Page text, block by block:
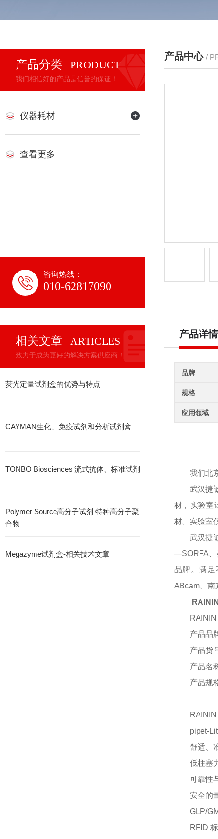
产品分类 PRODUCT
我们相信好的产品是信誉的保证！
仪器耗材
查看更多
咨询热线：
010-62817090
相关文章 ARTICLES
致力于成为更好的解决方案供应商！
荧光定量试剂盒的优势与特点
CAYMAN生化、免疫试剂和分析试剂盒
TONBO Biosciences 流式抗体、标准试剂
Polymer Source高分子试剂 特种高分子聚
合物
Megazyme试剂盒-相关技术文章
产品中心 /
产品详情
品牌
规格
应用领域
我们北
武汉捷
材，实验室
材、实验室
武汉捷
—SORFA、
品牌。满足
ABcam、南
产品品
产品货
产品名
产品规
pipet-
舒适、
低柱塞
可靠性
安全的
GLP/
RFID